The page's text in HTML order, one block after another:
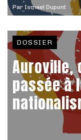
Par Ismael Dupont
DOSSIER
Auroville,
passée à